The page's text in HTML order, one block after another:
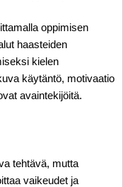
oppimisen
haasteiden
kielen
käytäntö, motivaatio
avaintekijöitä.
tehtävä, mutta
vaikeudet ja